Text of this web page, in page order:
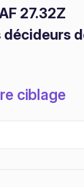
27.32Z
ciblage